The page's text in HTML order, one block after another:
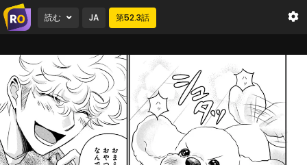
読む JA 第52.3話